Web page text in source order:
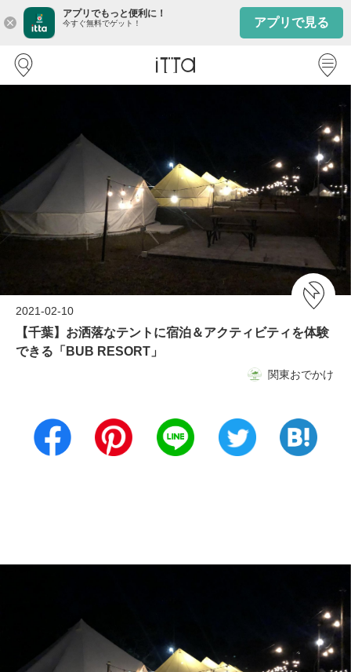
close
アプリでもっと便利に！
今すぐ無料でゲット！ アプリで見る
2021-02-10
【千葉】お洒落なテントに宿泊＆アクティビティを体験
できる「BUB RESORT」
関東おでかけ